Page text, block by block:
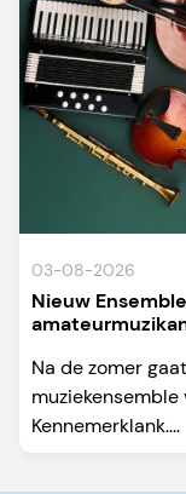
03-08-2026
Nieuw
Na de zomer
Kennemerklank....